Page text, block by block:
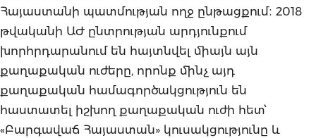
Հայաստանի պատմության ողջ ընթացքում։ 2018
թվականի ԱԺ ընտրության արդյունքում
խորհրդարանում են հայտնվել միայն այն
քաղաքական ուժերը, որոնք մինչ այդ
քաղաքական համագործակցություն են
հաստատել իշխող քաղաքական ուժի հետ՝
«Բարգավաճ Հայաստան» կուսակցությունը և